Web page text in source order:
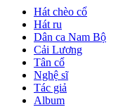
Hát chèo cổ
Hát ru
Dân ca Nam Bộ
Cải Lương
Tân cổ
Nghệ sĩ
Tác giả
Album